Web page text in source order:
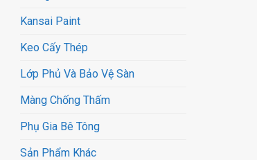
Kansai Paint
Keo Cấy Thép
Lớp Phủ Và Bảo Vệ Sàn
Màng Chống Thấm
Phụ Gia Bê Tông
Sản Phẩm Khác